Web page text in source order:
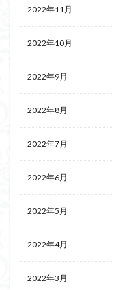
2022年11月
2022年10月
2022年9月
2022年8月
2022年7月
2022年6月
2022年5月
2022年4月
2022年3月